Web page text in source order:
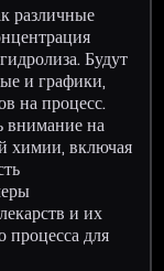
различные
Будут
и графики,
на процесс.
внимание на
химии, включая
и их
процесса для